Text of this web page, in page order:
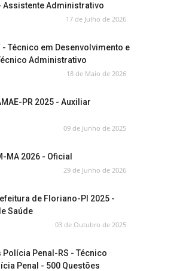
Assistente Administrativo
17 de Julho de 2026
- Técnico em Desenvolvimento e
Administrativo
18 de Maio de 2026
PR 2025 - Auxiliar
09 de Junho de 2025
MA 2026 - Oficial
29 de Junho de 2026
de Floriano-PI 2025 -
Saúde
03 de Outubro de 2025
Penal-RS - Técnico
Penal - 500 Questões